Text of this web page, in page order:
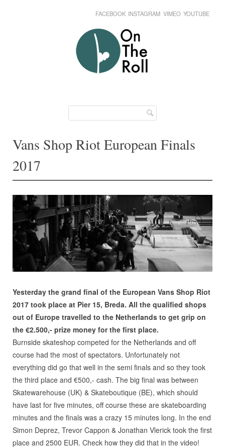
FACEBOOK INSTAGRAM VIMEO YOUTUBE
Main menu
Vans Shop Riot European Finals
2017
Yesterday the grand final of the European Vans Shop Riot
2017 took place at Pier 15, Breda. All the qualified shops
out of Europe travelled to the Netherlands to get grip on
the €2.500,- prize money for the first place.
Burnside skateshop competed for the Netherlands and off
course had the most of spectators. Unfortunately not
everything did go that well in the semi finals and so they took
the third place and €500,- cash. The big final was between
Skatewarehouse (UK) & Skateboutique (BE), which should
have last for five minutes, off course these are skateboarding
minutes and the finals was a crazy 15 minutes long. In the end
Simon Deprez, Trevor Cappon & Jonathan Vlerick took the first
place and 2500 EUR. Check how they did that in the video!